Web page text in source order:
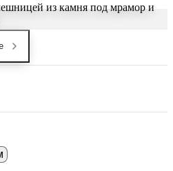
из камня под мрамор и